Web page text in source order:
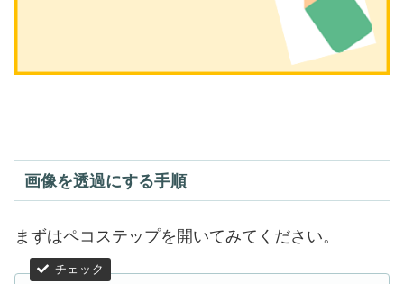
画像を透過にする手順
まずはペコステップを開いてみてください。